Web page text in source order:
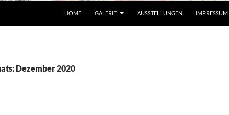
HOME GALERIE AUSSTELLUNGEN IMPRESSUM
Dezember 2020